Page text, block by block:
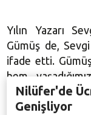
Yılın Yazarı
Gümüş de,
ifade etti.
hem
ölçütleri hem
dışında bir
Nilüfer'de
Genişliyor